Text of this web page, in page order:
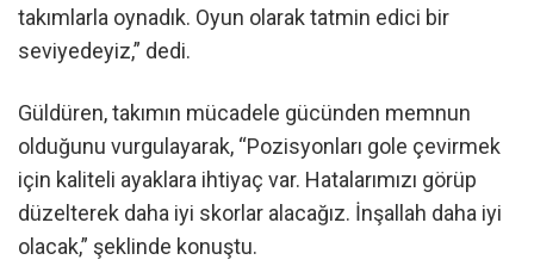
takımlarla oynadık. Oyun olarak tatmin edici bir
seviyedeyiz,” dedi.
Güldüren, takımın mücadele gücünden memnun
olduğunu vurgulayarak, “Pozisyonları gole çevirmek
için kaliteli ayaklara ihtiyaç var. Hatalarımızı görüp
düzelterek daha iyi skorlar alacağız. İnşallah daha iyi
olacak,” şeklinde konuştu.